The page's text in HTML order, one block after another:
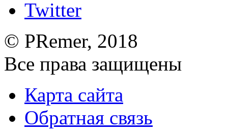
© PRemer, 2018
Все права защищены
Карта сайта
Обратная связь